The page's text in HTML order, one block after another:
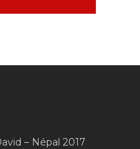
– Népal 2017